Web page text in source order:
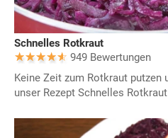
Schnelles Rotkraut
949 Bewertungen
Keine Zeit zum Rotkraut putzen
unser Rezept Schnelles